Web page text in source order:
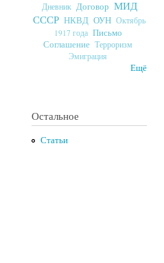
Дневник Договор МИД
СССР НКВД ОУН Октябрь
1917 года Письмо
Соглашение Терроризм
Эмиграция
Ещё
Остальное
Статьи